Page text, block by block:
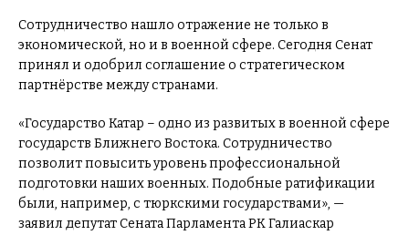
Сотрудничество нашло отражение не только в
экономической, но и в военной сфере. Сегодня Сенат
принял и одобрил соглашение о стратегическом
партнёрстве между странами.
«Государство Катар – одно из развитых в военной сфере
государств Ближнего Востока. Сотрудничество
позволит повысить уровень профессиональной
подготовки наших военных. Подобные ратификации
были, например, с тюркскими государствами», —
заявил депутат Сената Парламента РК Галиаскар